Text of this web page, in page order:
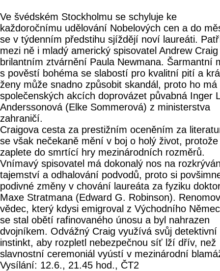
Ve švédském Stockholmu se schyluje ke
každoročnímu udělování Nobelových cen a do
se v týdenním předstihu sjíždějí noví laureáti.
mezi ně i mladý americký spisovatel Andrew
brilantním ztvárnění Paula Newmana. Šarmantní
s pověstí bohéma se slabostí pro kvalitní pití a
ženy může snadno způsobit skandál, proto ho má
společenských akcích doprovázet půvabná Inger
Anderssonová (Elke Sommerová) z ministerstva
zahraničí.
Craigova cesta za prestižním oceněním za
se však nečekaně mění v boj o holý život,
zaplete do smrtící hry mezinárodních rozměrů.
Vnímavý spisovatel má dokonalý nos na
tajemství a odhalování podvodů, proto si
podivné změny v chování laureáta za fyziku
Maxe Stratmana (Edward G. Robinson).
vědec, který kdysi emigroval z Východního
se stal obětí rafinovaného únosu a byl nahrazen
dvojníkem. Odvážný Craig využívá svůj detektivní
instinkt, aby rozpletl nebezpečnou síť lží dřív, než
slavnostní ceremoniál vyústí v mezinárodní
Vysílání: 12.6., 21.45 hod., ČT2